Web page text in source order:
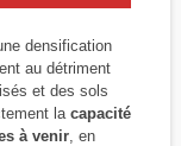
densification
au détriment
et des sols
la capacité
à venir, en